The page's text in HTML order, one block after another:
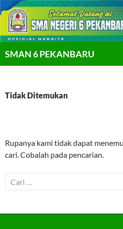
Langsung
ke
SMAN 6 PEKANBARU
Tidak Ditemukan
Rupanya kami tidak dapat
cari. Cobalah pada pencarian.
Cari
untuk: